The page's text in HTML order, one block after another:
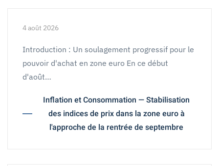
4 août 2026
Introduction : Un soulagement progressif pour le
pouvoir d'achat en zone euro En ce début
d'août…
Inflation et Consommation — Stabilisation
des indices de prix dans la zone euro à
l'approche de la rentrée de septembre